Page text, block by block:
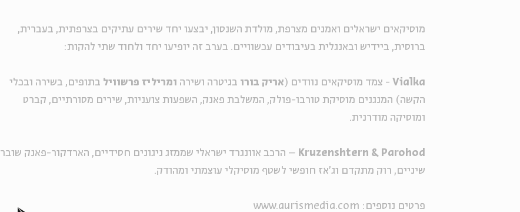
מוסיקאים ישראלים ואמנים מצרפת, מולדת השנסון, יבצעו יחד שירים עתיקים בצרפתית, בעברית,
ברוסית, ביידיש ובאנגלית בעיבודים עכשוויים. בערב זה יופיעו יחד ולחוד שתי להקות:
Vialka - צמד מוסיקאים נוודים ( אריק בורו בגיטרה ושירה ומריליז פרשוויל בתופים, בשירה ובכלי
הקשה) המנגנים מוסיקת טורבו-פולק, המשלבת פאנק, השפעות צועניות, שירים מסורתיים, קברט
ומוסיקה מודרנית.
Kruzenshtern & Parohod – הרכב אוונגרד ישראלי שממזג ניגונים חסידיים, הארדקור-פאנק שובר
שיניים, רוק מתקדם וג'אז חופשי לשטף מוסיקלי עוצמתי ומהודק.
פרטים נוספים: www.aurismedia.com